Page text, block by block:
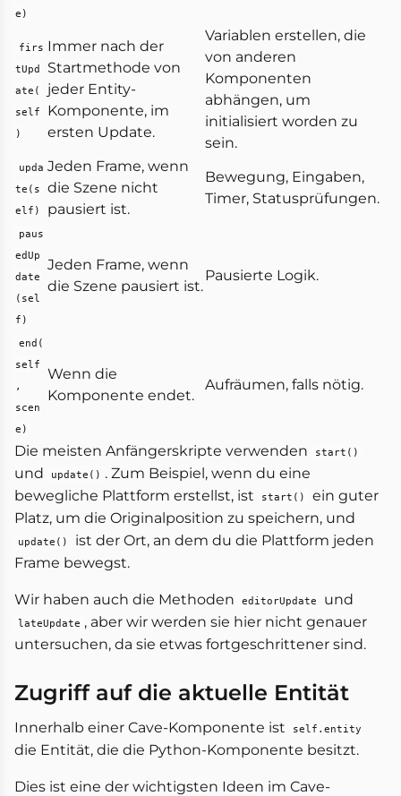
e)
firs
tUpd
ate(
self
)
Immer nach der
Startmethode von
jeder Entity-
Komponente, im
ersten Update.
Variablen erstellen, die
von anderen
Komponenten
abhängen, um
initialisiert worden zu
sein.
upda
te(s
elf)
Jeden Frame, wenn
die Szene nicht
pausiert ist.
Bewegung, Eingaben,
Timer, Statusprüfungen.
paus
edUp
date
(sel
f)
Jeden Frame, wenn
die Szene pausiert ist.
Pausierte Logik.
end(
self
,
scen
e)
Wenn die
Komponente endet.
Aufräumen, falls nötig.
Die meisten Anfängerskripte verwenden start()
und update() . Zum Beispiel, wenn du eine
bewegliche Plattform erstellst, ist
start()
ein guter
Platz, um die Originalposition zu speichern, und
update()
ist der Ort, an dem du die Plattform jeden
Frame bewegst.
Wir haben auch die Methoden editorUpdate und
lateUpdate , aber wir werden sie hier nicht genauer
untersuchen, da sie etwas fortgeschrittener sind.
Zugriff auf die aktuelle Entität
Innerhalb einer Cave-Komponente ist self.entity
die Entität, die die Python-Komponente besitzt.
Dies ist eine der wichtigsten Ideen im Cave-